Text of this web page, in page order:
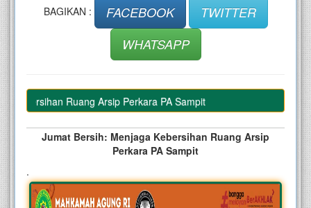
BAGIKAN : FACEBOOK
TWITTER
WHATSAPP
Ruang Arsip Perkara PA Sampit
Jumat Bersih: Menjaga Kebersihan Ruang Arsip
Perkara PA Sampit
.